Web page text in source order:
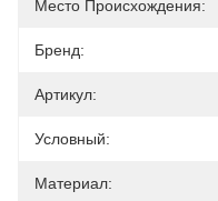
Место Происхождения:
Бренд:
Артикул:
Условный:
Материал: